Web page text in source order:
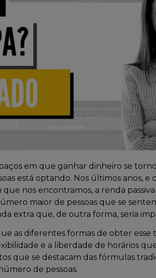
em que ganhar dinheiro se
está optando. Nos últimos anos, e
nos encontramos, a renda
maior de pessoas que se
extra que, de outra forma, seria
as diferentes formas de obter
e a liberdade de horários
que se destacam das fórmulas
de pessoas.